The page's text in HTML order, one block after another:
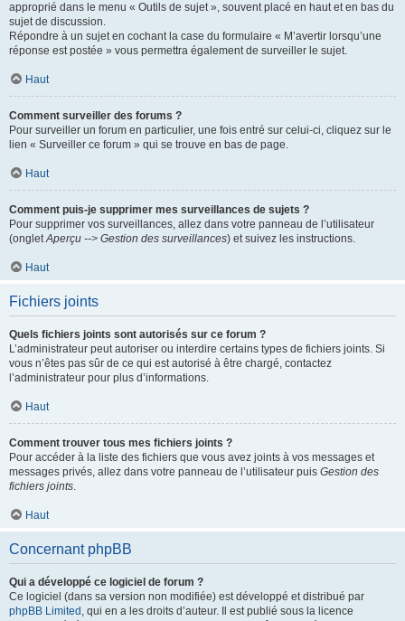
approprié dans le menu « Outils de sujet », souvent placé en haut et en bas du
sujet de discussion.
Répondre à un sujet en cochant la case du formulaire « M’avertir lorsqu’une
réponse est postée » vous permettra également de surveiller le sujet.
Haut
Comment surveiller des forums ?
Pour surveiller un forum en particulier, une fois entré sur celui-ci, cliquez sur le
lien « Surveiller ce forum » qui se trouve en bas de page.
Haut
Comment puis-je supprimer mes surveillances de sujets ?
Pour supprimer vos surveillances, allez dans votre panneau de l’utilisateur
(ongletAperçu --> Gestion des surveillances) et suivez les instructions.
Haut
Fichiers joints
Quels fichiers joints sont autorisés sur ce forum ?
L’administrateur peut autoriser ou interdire certains types de fichiers joints. Si
vous n’êtes pas sûr de ce qui est autorisé à être chargé, contactez
l’administrateur pour plus d’informations.
Haut
Comment trouver tous mes fichiers joints ?
Pour accéder à la liste des fichiers que vous avez joints à vos messages et
messages privés, allez dans votre panneau de l’utilisateur puis Gestion des
fichiers joints.
Haut
Concernant phpBB
Qui a développé ce logiciel de forum ?
Ce logiciel (dans sa version non modifiée) est développé et distribué par
phpBB Limited , qui en a les droits d’auteur. Il est publié sous la licence